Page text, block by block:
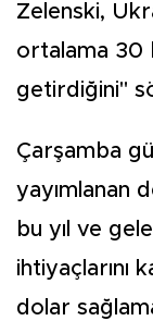
Zelenski,
ortalama 30
getirdiğini"
Çarşamba
yayımlanan
bu yıl ve
ihtiyaçlarını
dolar